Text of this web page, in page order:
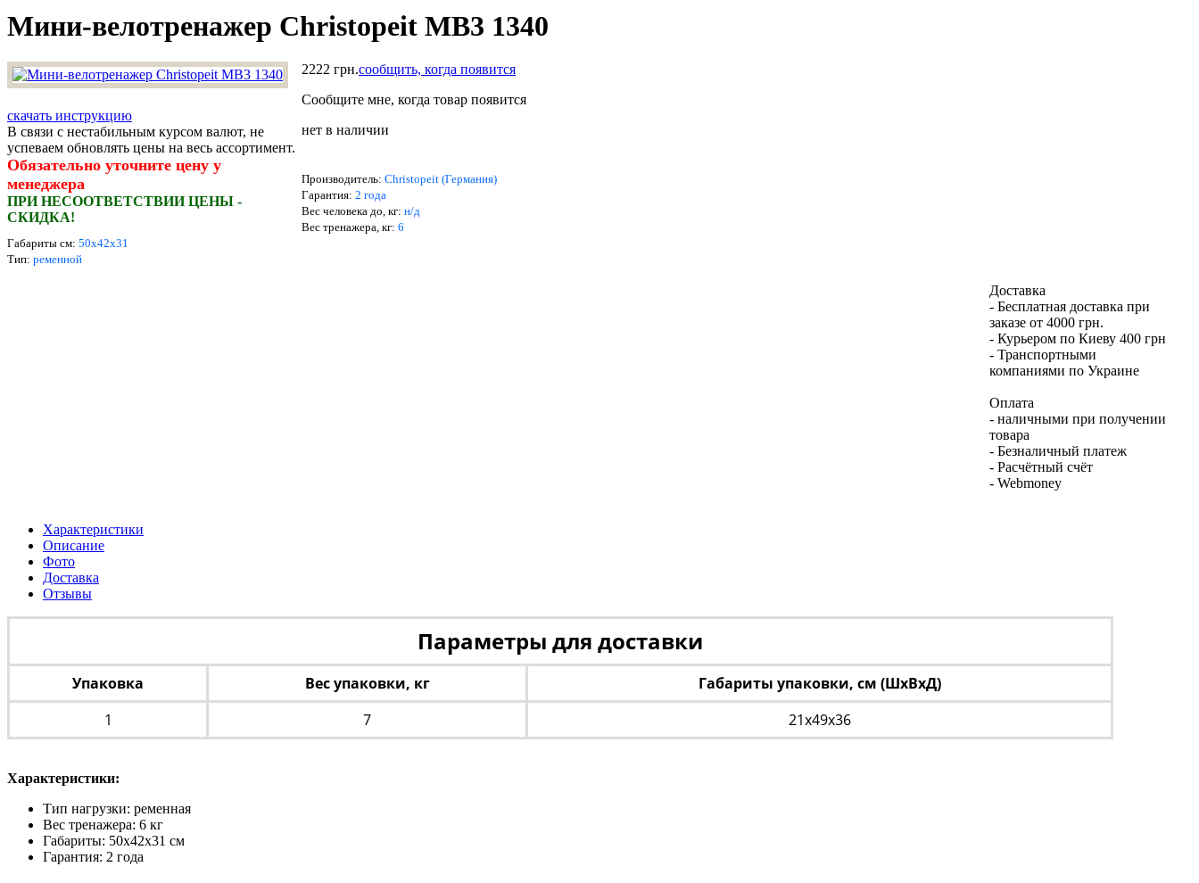
Мини-велотренажер Christopeit МВ3 1340
скачать инструкцию
В связи с нестабильным курсом валют, не
успеваем обновлять цены на весь ассортимент.
Обязательно уточните цену у
менеджера
ПРИ НЕСООТВЕТСТВИИ ЦЕНЫ -
СКИДКА!
2222 грн.сообщить, когда появится
Сообщите мне, когда товар появится
нет в наличии
Производитель: Christopeit (Германия)
Гарантия: 2 года
Вес человека до, кг: н/д
Вес тренажера, кг: 6
Габариты см: 50х42х31
Тип: ременной
Доставка
- Бесплатная доставка при
заказе от 4000 грн.
- Курьером по Киеву 400 грн
- Транспортными
компаниями по Украине
Оплата
- наличными при получении
товара
- Безналичный платеж
- Расчётный счёт
- Webmoney
Характеристики
Описание
Фото
Доставка
Отзывы
Параметры для доставки
Упаковка Вес упаковки, кг
Габариты упаковки, см (ШхВхД)
1
7 21х49х36
Характеристики:
Тип нагрузки: ременная
Вес тренажера: 6 кг
Габариты: 50х42х31 см
Гарантия: 2 года